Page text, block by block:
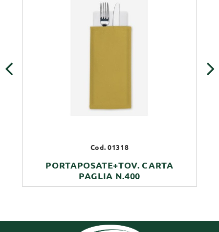
Cod. 01318
PORTAPOSATE+TOV. CARTA
PAGLIA N.400